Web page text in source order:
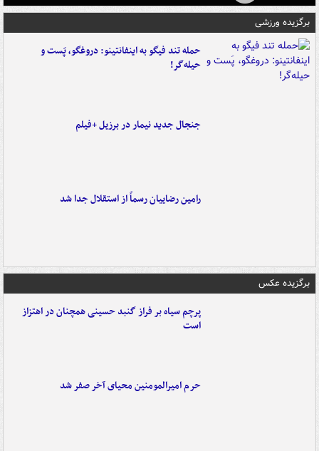
برگزیده ورزشی
حمله تند فیگو به اینفانتینو: دروغگو، پَست‌ و
حیله‌گر!
جنجال جدید نیمار در برزیل +فیلم
رامین رضاییان رسماً از استقلال جدا شد
برگزیده عکس
پرچم سیاه بر فراز گنبد حسینی همچنان در اهتزاز
است
حرم امیرالمومنین محیای آخر صفر شد